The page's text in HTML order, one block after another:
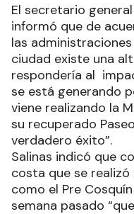
El secretario general
informó que de
las
ciudad existe una
respondería al
se está generando
viene realizando la
su recuperado
verdadero éxito”.
Salinas indicó que
costa que se
como el Pre
semana pasado